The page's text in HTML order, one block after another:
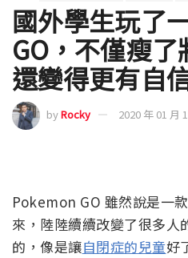
國外學生玩了
GO，不僅瘦了
還變得更有自
byRocky 2020 年 01 月
Pokemon GO 雖然說是一
來，陸陸續續改變了很多人
的，像是讓自閉症的兒童好